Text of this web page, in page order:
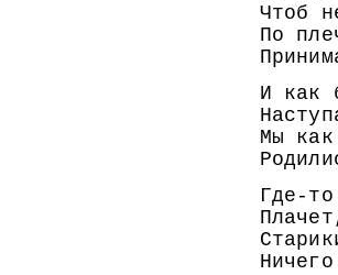
Чтоб
По
И как
Мы
Где-